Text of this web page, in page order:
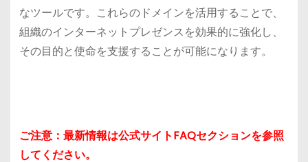
なツールです。これらのドメインを活用することで、
組織のインターネットプレゼンスを効果的に強化し、
その目的と使命を支援することが可能になります。
ご注意：最新情報は公式サイトFAQセクションを参照
してください。